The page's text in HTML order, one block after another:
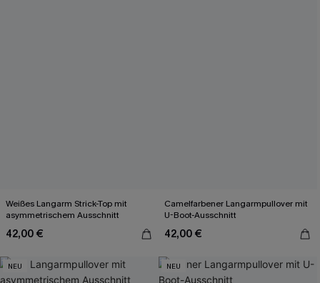
Weißes Langarm Strick-Top mit
asymmetrischem Ausschnitt
42,00 €
Camelfarbener Langarmpullover mit
U-Boot-Ausschnitt
42,00 €
NEU NEU